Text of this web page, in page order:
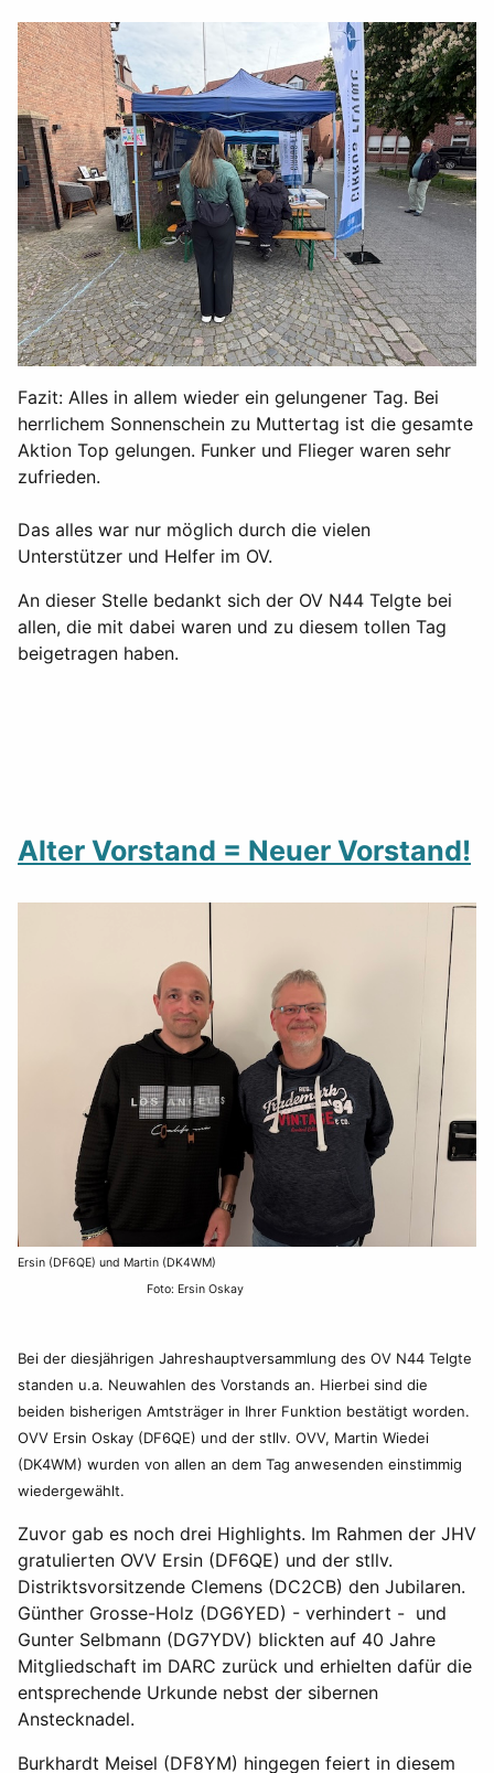
Fazit: Alles in allem wieder ein gelungener Tag. Bei
herrlichem Sonnenschein zu Muttertag ist die gesamte
Aktion Top gelungen. Funker und Flieger waren sehr
zufrieden.
Das alles war nur möglich durch die vielen
Unterstützer und Helfer im OV.
An dieser Stelle bedankt sich der OV N44 Telgte bei
allen, die mit dabei waren und zu diesem tollen Tag
beigetragen haben.
Alter Vorstand = Neuer Vorstand!
Ersin (DF6QE) und Martin (DK4WM)
Foto: Ersin Oskay
Bei der diesjährigen Jahreshauptversammlung des OV N44 Telgte
standen u.a. Neuwahlen des Vorstands an. Hierbei sind die
beiden bisherigen Amtsträger in Ihrer Funktion bestätigt worden.
OVV Ersin Oskay (DF6QE) und der stllv. OVV, Martin Wiedei
(DK4WM) wurden von allen an dem Tag anwesenden einstimmig
wiedergewählt.
Zuvor gab es noch drei Highlights. Im Rahmen der JHV
gratulierten OVV Ersin (DF6QE) und der stllv.
Distriktsvorsitzende Clemens (DC2CB) den Jubilaren.
Günther Grosse-Holz (DG6YED) - verhindert - und
Gunter Selbmann (DG7YDV) blickten auf 40 Jahre
Mitgliedschaft im DARC zurück und erhielten dafür die
entsprechende Urkunde nebst der sibernen
Anstecknadel.
Burkhardt Meisel (DF8YM) hingegen feiert in diesem